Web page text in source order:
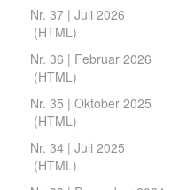
Nr. 37 | Juli 2026
(HTML )
Nr. 36 | Februar 2026
(HTML )
Nr. 35 | Oktober 2025
(HTML )
Nr. 34 | Juli 2025
(HTML )